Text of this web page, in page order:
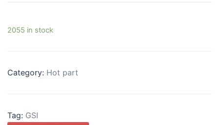
2055 in stock
Category: Hot part
Tag: GSI